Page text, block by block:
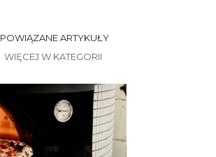
POWIĄZANE ARTYKUŁY
WIĘCEJ W KATEGORII